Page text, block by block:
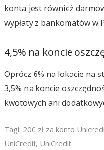
konta jest również
wypłaty z bankomatów w
4,5% na koncie
Oprócz 6% na lokacie na
3,5% na koncie
kwotowych ani
Tagi: 200 zł za konto
UniCredit, UniCredit